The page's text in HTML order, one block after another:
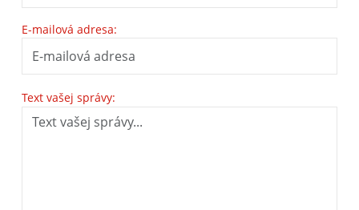
E-mailová adresa:
Text vašej správy: